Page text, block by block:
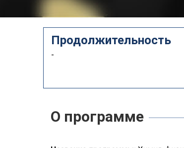
Продолжительность
-
О программе